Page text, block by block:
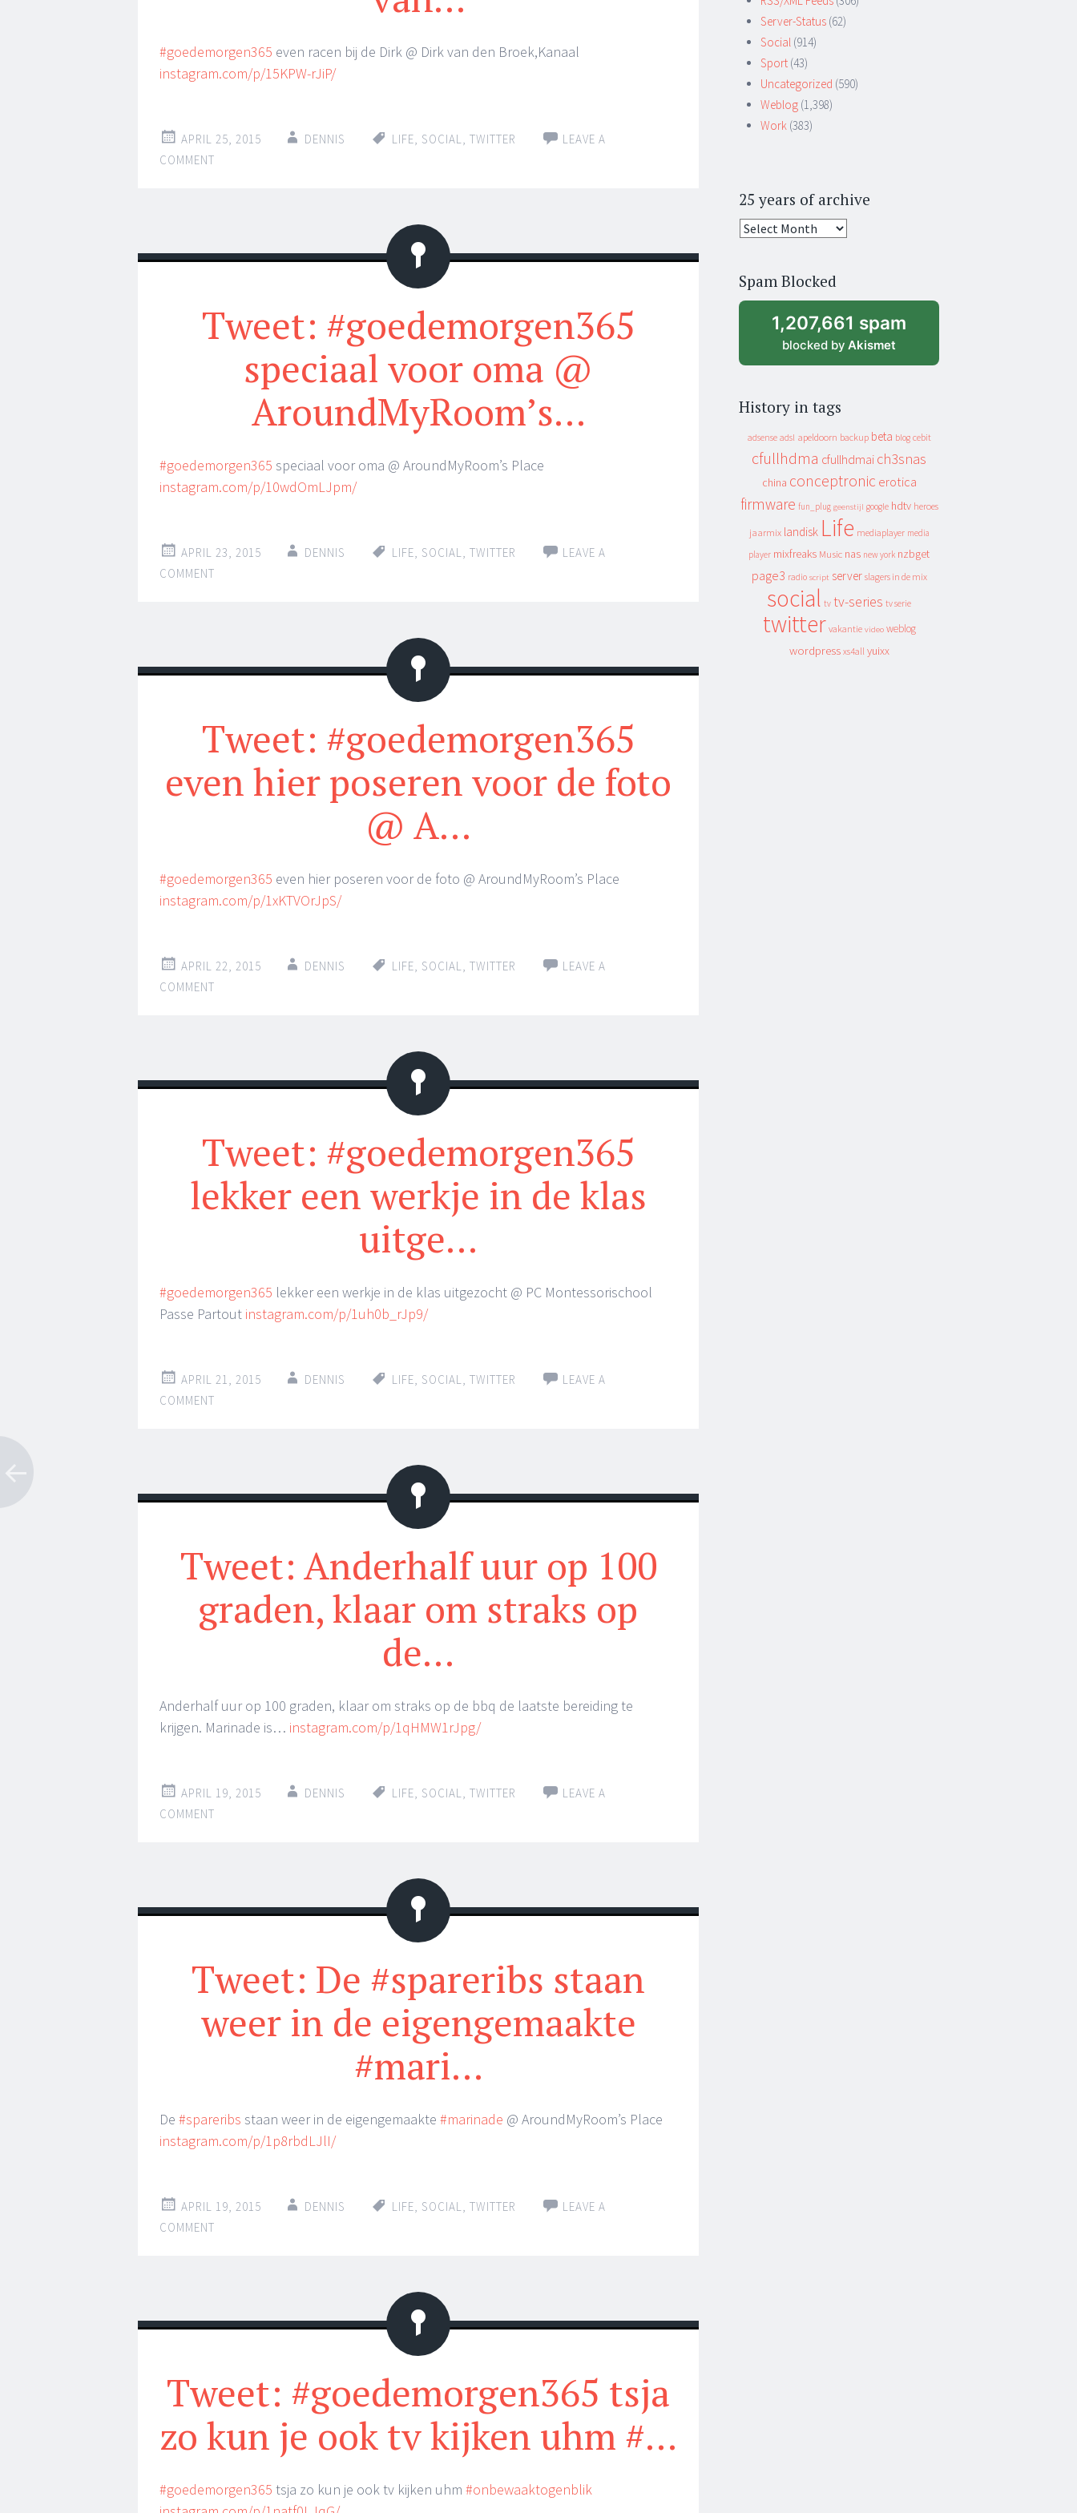
#goedemorgen365 even racen bij de Dirk @ Dirk van den Broek,Kanaal
instagram.com/p/15KPW-rJiP/
APRIL 25, 2015 DENNIS LIFE, SOCIAL, TWITTER
LEAVE A
COMMENT
Status
Tweet: #goedemorgen365
speciaal voor oma @
AroundMyRoom’s…
#goedemorgen365 speciaal voor oma @ AroundMyRoom’s Place
instagram.com/p/10wdOmLJpm/
APRIL 23, 2015 DENNIS LIFE, SOCIAL, TWITTER
LEAVE A
COMMENT
Status
Tweet: #goedemorgen365
even hier poseren voor de foto
@ A…
#goedemorgen365 even hier poseren voor de foto @ AroundMyRoom’s Place
instagram.com/p/1xKTVOrJpS/
APRIL 22, 2015 DENNIS LIFE, SOCIAL, TWITTER
LEAVE A
COMMENT
Status
Tweet: #goedemorgen365
lekker een werkje in de klas
uitge…
#goedemorgen365 lekker een werkje in de klas uitgezocht @ PC Montessorischool
Passe Partout instagram.com/p/1uh0b_rJp9/
APRIL 21, 2015 DENNIS LIFE, SOCIAL, TWITTER
LEAVE A
COMMENT
Status
Tweet: Anderhalf uur op 100
graden, klaar om straks op
de…
Anderhalf uur op 100 graden, klaar om straks op de bbq de laatste bereiding te
krijgen. Marinade is… instagram.com/p/1qHMW1rJpg/
APRIL 19, 2015 DENNIS LIFE, SOCIAL, TWITTER
LEAVE A
COMMENT
Status
Tweet: De #spareribs staan
weer in de eigengemaakte
#mari…
De #spareribs staan weer in de eigengemaakte #marinade @ AroundMyRoom’s Place
instagram.com/p/1p8rbdLJlI/
APRIL 19, 2015 DENNIS LIFE, SOCIAL, TWITTER
LEAVE A
COMMENT
Status
Tweet: #goedemorgen365 tsja
zo kun je ook tv kijken uhm #…
#goedemorgen365 tsja zo kun je ook tv kijken uhm #onbewaaktogenblik
Server-Status (62)
Social (914)
Sport (43)
Uncategorized (590)
Weblog (1,398)
Work (383)
25 years of archive
25
archive
Spam Blocked
1,207,661 spam
blocked by Akismet
History in tags
adsense adsl apeldoorn backup beta blog cebit
cfullhdma cfullhdmai ch3snas
china conceptronic erotica
firmware fun_plug geenstijl google hdtv heroes
jaarmix landisk Life mediaplayer media
player mixfreaks Music nas new york nzbget
page3 radio script server slagers in de mix
social tv tv-series tv serie
twitter vakantie video weblog
wordpress xs4all yuixx